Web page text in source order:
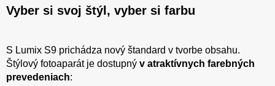
Vyber si svoj štýl, vyber si farbu
S Lumix S9 prichádza nový štandard v tvorbe obsahu.
Štýlový fotoaparát je dostupný v atraktívnych farebných
prevedeniach: